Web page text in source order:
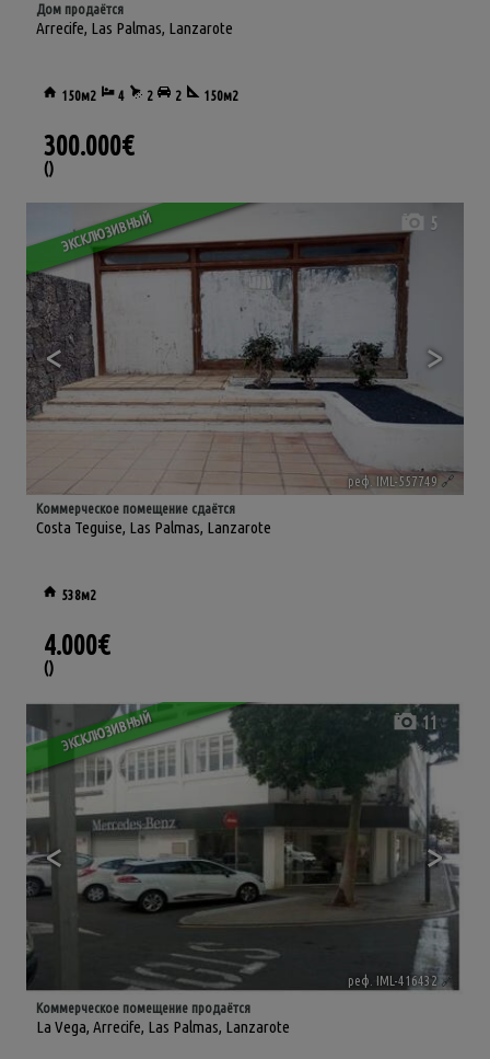
Arrecife, Las Palmas, Lanzarote
Дом продаётся
150м2 4 2 2 150м2
300.000€
()
ЭКСКЛЮЗИВНЫЙ
< >
5
реф. IML-557749 🔗
Costa Teguise, Las Palmas, Lanzarote
Коммерческое помещение сдаётся
538м2
4.000€
()
ЭКСКЛЮЗИВНЫЙ
< >
11
реф. IML-416432 🔗
La Vega, Arrecife, Las Palmas, Lanzarote
Коммерческое помещение продаётся